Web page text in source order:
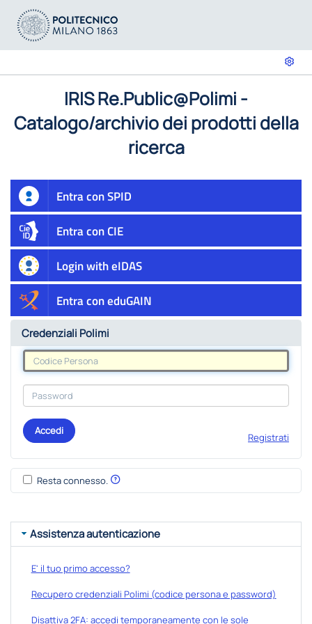
IRIS Re.Public@Polimi -
Catalogo/archivio dei prodotti della
ricerca
Entra con SPID
Entra con CIE
Login with eIDAS
Entra con eduGAIN
Credenziali Polimi
Accedi
Registrati
Resta connesso.
Assistenza autenticazione
E' il tuo primo accesso?
Recupero credenziali Polimi (codice persona e password)
Disattiva 2FA: accedi temporaneamente con le sole